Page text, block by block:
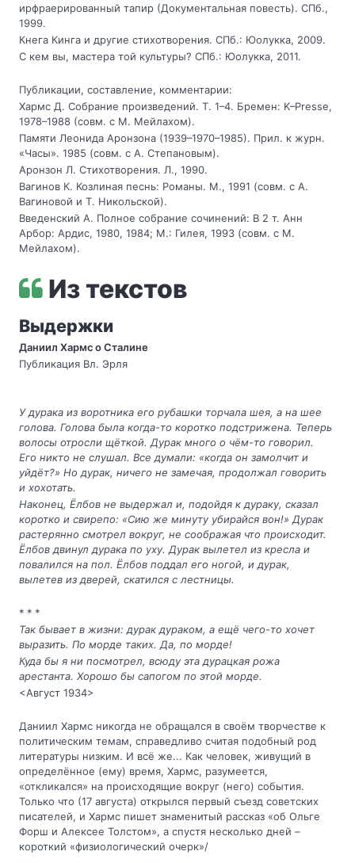
ирфраерированный тапир (Документальная повесть). СПб.,
1999.
Кнега Кинга и другие стихотворения. СПб.: Юолукка, 2009.
С кем вы, мастера той культуры? СПб.: Юолукка, 2011.
Публикации, составление, комментарии:
Хармс Д. Собрание произведений. Т. 1–4. Бремен: K–Presse,
1978–1988 (совм. с М. Мейлахом).
Памяти Леонида Аронзона (1939–1970–1985). Прил. к журн.
«Часы». 1985 (совм. с А. Степановым).
Аронзон Л. Стихотворения. Л., 1990.
Вагинов К. Козлиная песнь: Романы. М., 1991 (совм. с А.
Вагиновой и Т. Никольской).
Введенский А. Полное собрание сочинений: В 2 т. Анн
Арбор: Ардис, 1980, 1984; М.: Гилея, 1993 (совм. с М.
Мейлахом).
Из текстов
Выдержки
Даниил Хармс о Сталине
Публикация Вл. Эрля
У дурака из воротника его рубашки торчала шея, а на шее
голова. Голова была когда-то коротко подстрижена. Теперь
волосы отросли щёткой. Дурак много о чём-то говорил.
Его никто не слушал. Все думали: «когда он замолчит и
уйдёт?» Но дурак, ничего не замечая, продолжал говорить
и хохотать.
Наконец, Ёлбов не выдержал и, подойдя к дураку, сказал
коротко и свирепо: «Сию же минуту убирайся вон!» Дурак
растерянно смотрел вокруг, не соображая что происходит.
Ёлбов двинул дурака по уху. Дурак вылетел из кресла и
повалился на пол. Ёлбов поддал его ногой, и дурак,
вылетев из дверей, скатился с лестницы.
* * *
Так бывает в жизни: дурак дураком, а ещё чего-то хочет
выразить. По морде таких. Да, по морде!
Куда бы я ни посмотрел, всюду эта дурацкая рожа
арестанта. Хорошо бы сапогом по этой морде.
<Август 1934>
Даниил Хармс никогда не обращался в своём творчестве к
политическим темам, справедливо считая подобный род
литературы низким. И всё же... Как человек, живущий в
определённое (ему) время, Хармс, разумеется,
«откликался» на происходящие вокруг (него) события.
Только что (17 августа) открылся первый съезд советских
писателей, и Хармс пишет знаменитый рассказ «об Ольге
Форш и Алексее Толстом», а спустя несколько дней –
короткий «физиологический очерк»/